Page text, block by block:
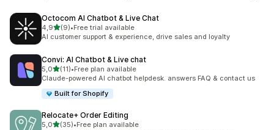
Octocom AI Chatbot & Live Chat
4,9/ 5 tähteä
(9)
9 arvostelua yhteensä
•Free trial available
AI customer support & experience, drive sales and loyalty
Convi: AI Chatbot & Live chat
5,0/ 5 tähteä
(11)
11 arvostelua yhteensä
•Free plan available
Claude-powered AI chatbot helpdesk. answers FAQ & contact us
Built for Shopify
Relocate+ Order Editing
5,0/ 5 tähteä
(35)
35 arvostelua yhteensä
•Free plan available